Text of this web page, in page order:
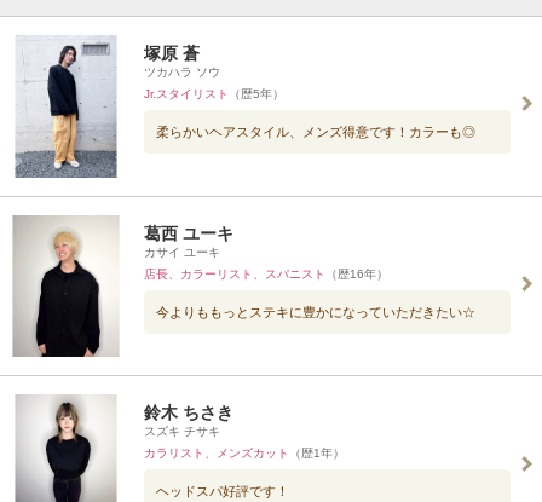
塚原 蒼
ツカハラ ソウ
Jr.スタイリスト
（歴5年）
柔らかいヘアスタイル、メンズ得意です！カラーも◎
葛西 ユーキ
カサイ ユーキ
店長、カラーリスト、スパニスト
（歴16年）
今よりももっとステキに豊かになっていただきたい☆
鈴木 ちさき
スズキ チサキ
カラリスト、メンズカット
（歴1年）
ヘッドスパ好評です！